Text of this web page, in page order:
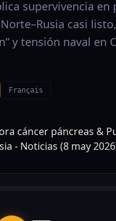
supervivencia en
casi
y tensión naval en
Français